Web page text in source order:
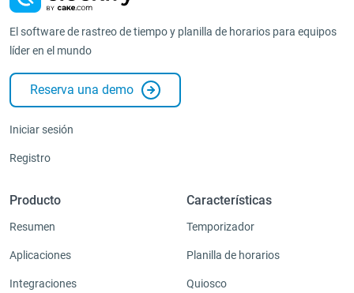
El software de rastreo de tiempo y planilla de horarios para equipos
líder en el mundo
Reserva una demo
Iniciar sesión
Registro
Producto
Resumen
Aplicaciones
Integraciones
Características
Temporizador
Planilla de horarios
Quiosco